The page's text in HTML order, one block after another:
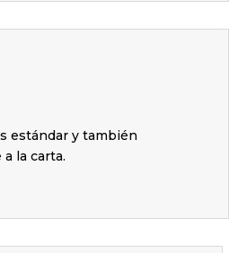
estándar y también
la carta.